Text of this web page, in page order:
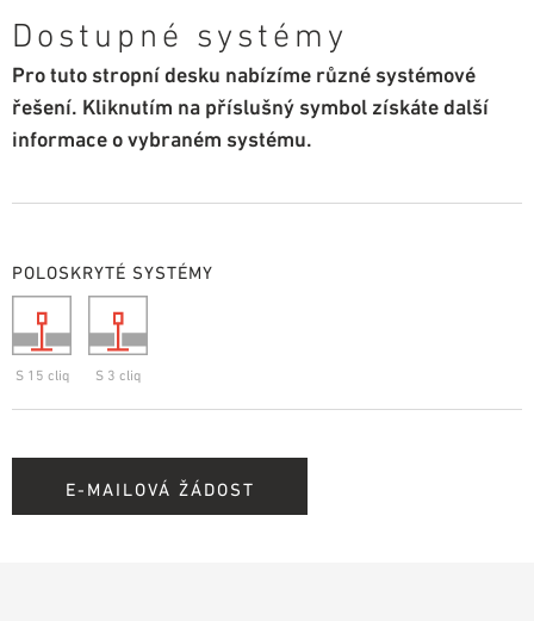
Dostupné systémy
Pro tuto stropní desku nabízíme různé systémové
řešení. Kliknutím na příslušný symbol získáte další
informace o vybraném systému.
POLOSKRYTÉ SYSTÉMY
S 15 cliq S 3 cliq
E-MAILOVÁ ŽÁDOST